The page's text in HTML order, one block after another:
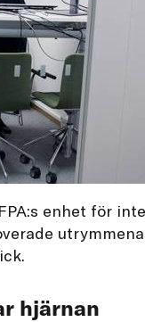
enhet för
hjärnan